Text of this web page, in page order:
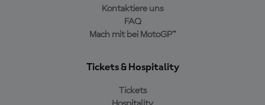
Kontaktiere uns
FAQ
Mach mit bei MotoGP™
Tickets & Hospitality
Tickets